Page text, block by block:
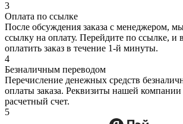
3
Оплата по ссылке
После обсуждения заказа с менеджером,
ссылку на оплату. Перейдите по ссылке, и
оплатить заказ в течение 1-й минуты.
4
Безналичным переводом
Перечисление денежных средств
оплаты заказа. Реквизиты нашей компании
расчетный счет.
5